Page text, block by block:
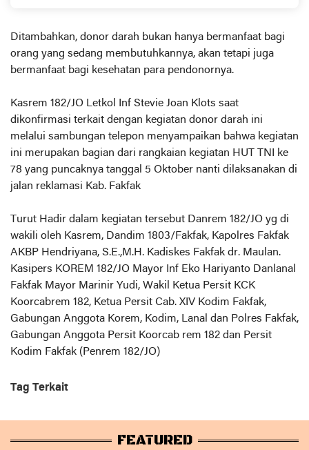
Ditambahkan, donor darah bukan hanya bermanfaat bagi
orang yang sedang membutuhkannya, akan tetapi juga
bermanfaat bagi kesehatan para pendonornya.
Kasrem 182/JO Letkol Inf Stevie Joan Klots saat
dikonfirmasi terkait dengan kegiatan donor darah ini
melalui sambungan telepon menyampaikan bahwa kegiatan
ini merupakan bagian dari rangkaian kegiatan HUT TNI ke
78 yang puncaknya tanggal 5 Oktober nanti dilaksanakan di
jalan reklamasi Kab. Fakfak
Turut Hadir dalam kegiatan tersebut Danrem 182/JO yg di
wakili oleh Kasrem, Dandim 1803/Fakfak, Kapolres Fakfak
AKBP Hendriyana, S.E.,M.H. Kadiskes Fakfak dr. Maulan.
Kasipers KOREM 182/JO Mayor Inf Eko Hariyanto Danlanal
Fakfak Mayor Marinir Yudi, Wakil Ketua Persit KCK
Koorcabrem 182, Ketua Persit Cab. XIV Kodim Fakfak,
Gabungan Anggota Korem, Kodim, Lanal dan Polres Fakfak,
Gabungan Anggota Persit Koorcab rem 182 dan Persit
Kodim Fakfak (Penrem 182/JO)
Tag Terkait
FEATURED